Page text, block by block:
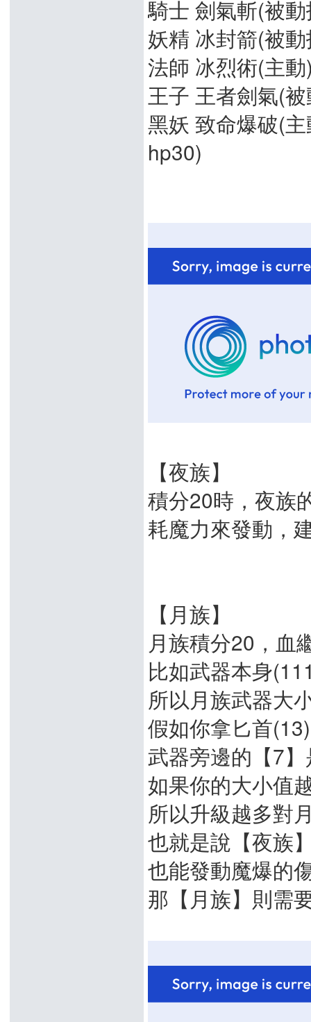
騎士 劍氣斬(被
妖精 冰封箭(被
法師 冰烈術(主
王子 王者劍氣(
黑妖 致命爆破(
hp30)
【夜族】
積分20時，夜族
耗魔力來發動，
【月族】
月族積分20，血
比如武器本身
所以月族武器大
假如你拿匕首
武器旁邊的【7
如果你的大小值
所以升級越多對
也就是說【夜族
也能發動魔爆的
那【月族】則需